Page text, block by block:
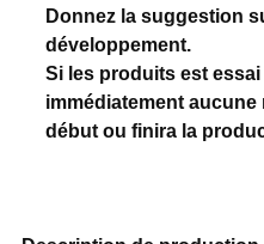
Donnez la suggestion
développement.
Si les produits est
immédiatement
début ou finira la